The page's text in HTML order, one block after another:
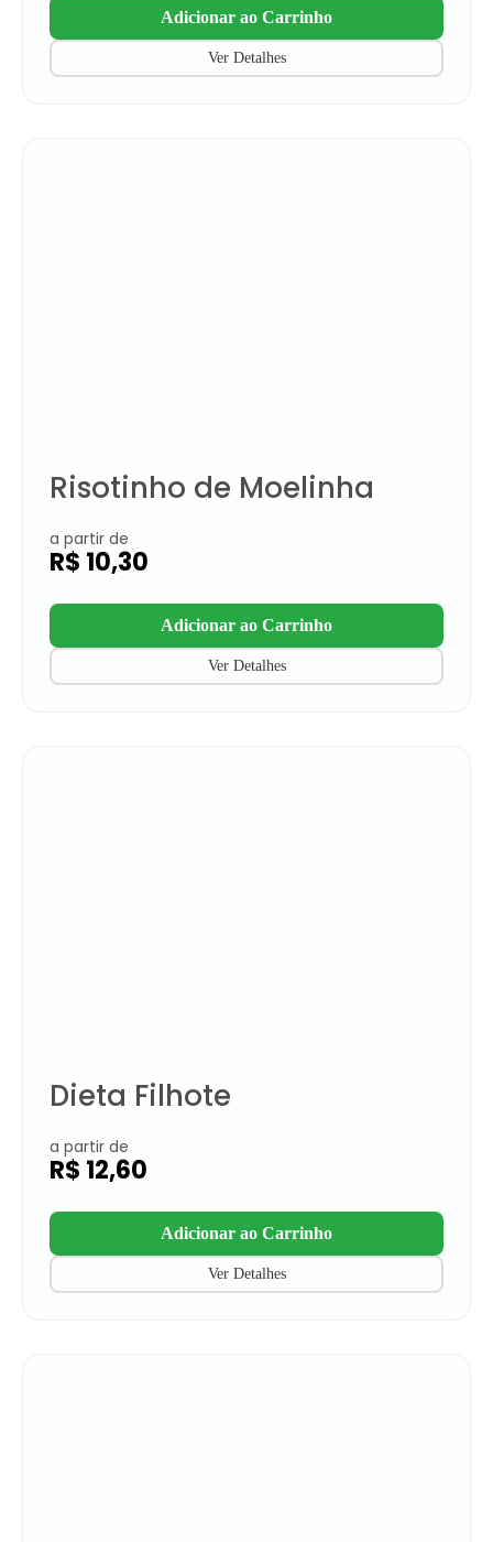
Adicionar ao Carrinho
Ver Detalhes
Risotinho de Moelinha
a partir de
R$ 10,30
Adicionar ao Carrinho
Ver Detalhes
Dieta Filhote
a partir de
R$ 12,60
Adicionar ao Carrinho
Ver Detalhes